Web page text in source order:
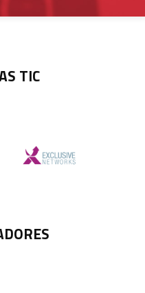
TIC